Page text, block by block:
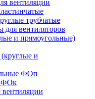
вентиляции
трубчатые
вентиляторов
и прямоугольные)
и
ФОп
ФОк